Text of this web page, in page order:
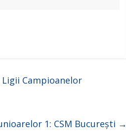
Campioanelor
1: CSM București →